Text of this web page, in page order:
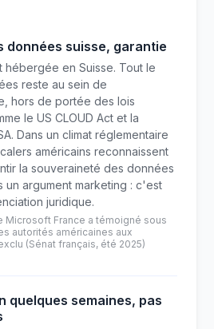
données suisse, garantie
hébergée en Suisse. Tout le
reste au sein de
hors de portée des lois
le US CLOUD Act et la
Dans un climat réglementaire
américains reconnaissent
la souveraineté des données
un argument marketing : c'est
juridique.
Microsoft France a témoigné sous
autorités américaines aux
(Sénat français, été 2025)
quelques semaines, pas